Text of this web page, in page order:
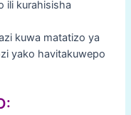
ili kurahisisha
kuwa matatizo ya
yako havitakuwepo